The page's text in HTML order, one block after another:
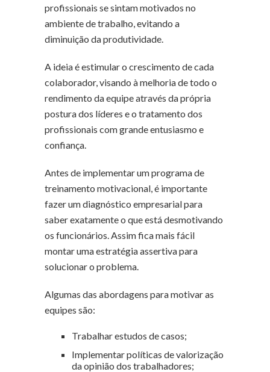
profissionais se sintam motivados no
ambiente de trabalho, evitando a
diminuição da produtividade.
A ideia é estimular o crescimento de cada
colaborador, visando à melhoria de todo o
rendimento da equipe através da própria
postura dos líderes e o tratamento dos
profissionais com grande entusiasmo e
confiança.
Antes de implementar um programa de
treinamento motivacional, é importante
fazer um diagnóstico empresarial para
saber exatamente o que está desmotivando
os funcionários. Assim fica mais fácil
montar uma estratégia assertiva para
solucionar o problema.
Algumas das abordagens para motivar as
equipes são:
Trabalhar estudos de casos;
Implementar políticas de valorização
da opinião dos trabalhadores;